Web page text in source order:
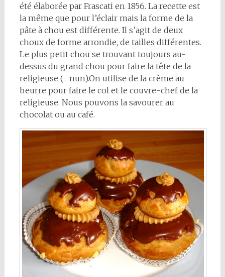
été élaborée par Frascati en 1856. La recette est
la même que pour l’éclair mais la forme de la
pâte à chou est différente. Il s’agit de deux
choux de forme arrondie, de tailles différentes.
Le plus petit chou se trouvant toujours au-
dessus du grand chou pour faire la tête de la
religieuse (= nun).On utilise de la crème au
beurre pour faire le col et le couvre-chef de la
religieuse. Nous pouvons la savourer au
chocolat ou au café.